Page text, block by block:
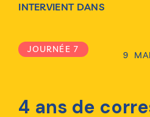
INTERVIENT DANS
JOURNÉE 7
9
4 ans de